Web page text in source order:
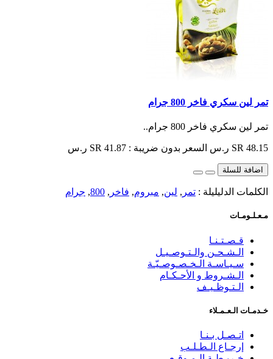
تمر لين سكري فاخر 800 جرام
تمر لين سكري فاخر 800 جرام..
SR 48.15 ر.س السعر بدون ضريبة : SR 41.87 ر.س
اضافة للسلة
الكلمات الدليليلة : تمر , لين, مبروم, فاخر ,
800
, جرام
مـعـلـومـات
قـصـتـنـا
الـشـحـن والـتـوصـيـل
سـيـاسـة الـخـصـوصـيّـة
الـشـروط و الأحـكـام
الـتـوظـيـف
خـدمـات الـعـمـلاء
اتـصـل بـنـا
إرجـاع الـطـلـب